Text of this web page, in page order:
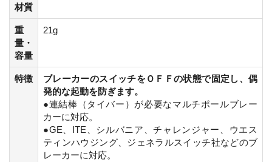
材質
重
量・
容量
21g
特徴
ブレーカーのスイッチをＯＦＦの状態で固定し、偶
発的な起動を防ぎます。
●連結棒（タイバー）が必要なマルチポールブレー
カーに対応。
●GE、ITE、シルバニア、チャレンジャー、ウエス
ティンハウジング、ジェネラルスイッチ社などのブ
レーカーに対応。